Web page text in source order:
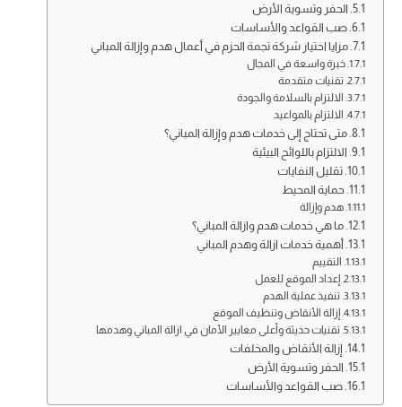
الحفر وتسوية الأرض
صب القواعد والأساسات
مزايا اختيار شركة تجمة الحزم في أعمال هدم وإزالة المباني
خبرة واسعة في المجال
تقنيات متقدمة
الالتزام بالسلامة والجودة
الالتزام بالمواعيد
متى تحتاج إلى خدمات هدم وإزالة المباني؟
الالتزام باللوائح البيئية
تقليل النفايات
حماية المحيط
هدم وإزالة
ما هي خدمات هدم وازالة المباني؟
أهمية خدمات ازالة وهدم المباني
التقييم
إعداد الموقع للعمل
تنفيذ عملية الهدم
إزالة الأنقاض وتنظيف الموقع
تقنيات حديثة وأعلى معايير الأمان في ازالة المباني وهدمها
إزالة الأنقاض والمخلفات
الحفر وتسوية الأرض
صب القواعد والأساسات